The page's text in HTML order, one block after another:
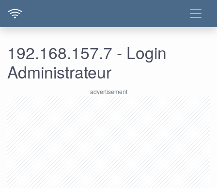
192.168.157.7 - Login
Administrateur